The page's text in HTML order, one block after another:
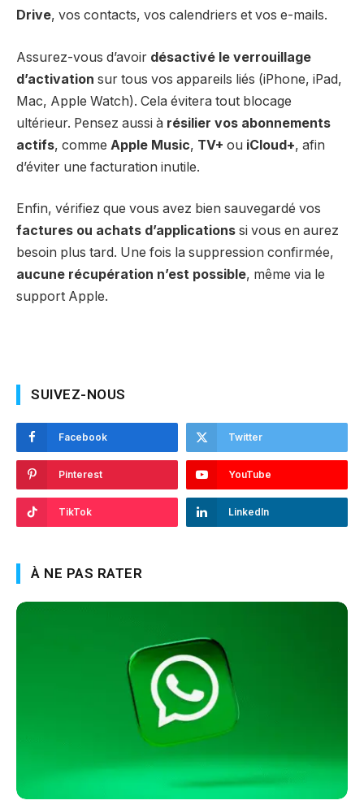
Drive, vos contacts, vos calendriers et vos e-mails.
Assurez-vous d’avoir désactivé le verrouillage
d’activation sur tous vos appareils liés (iPhone, iPad,
Mac, Apple Watch). Cela évitera tout blocage
ultérieur. Pensez aussi à résilier vos abonnements
actifs, comme Apple Music, TV+ ou iCloud+, afin
d’éviter une facturation inutile.
Enfin, vérifiez que vous avez bien sauvegardé vos
factures ou achats d’applications si vous en aurez
besoin plus tard. Une fois la suppression confirmée,
aucune récupération n’est possible, même via le
support Apple.
SUIVEZ-NOUS
Facebook Twitter
Pinterest YouTube
TikTok LinkedIn
À NE PAS RATER